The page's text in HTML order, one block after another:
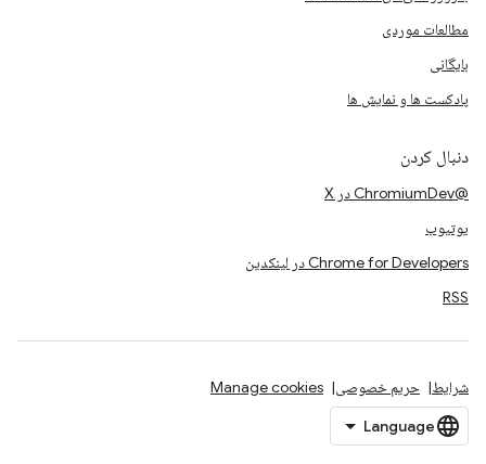
مطالعات موردی
بایگانی
پادکست ها و نمایش ها
دنبال کردن
@ChromiumDev در X
یوتیوب
Chrome for Developers در لینکدین
RSS
شرایط حریم خصوصی Manage cookies